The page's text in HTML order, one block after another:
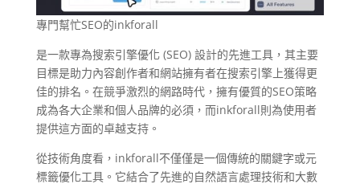
專門幫忙SEO的inkforall
是一款專為搜索引擎優化 (SEO) 設計的先進工具，其主要
目標是助力內容創作者和網站擁有者在搜索引擎上獲得更
佳的排名。在競爭激烈的網路時代，擁有優質的SEO策略
成為各大企業和個人品牌的必須，而inkforall則為使用者
提供這方面的卓越支持。
從技術角度看，inkforall不僅僅是一個傳統的關鍵字或元
標籤優化工具。它結合了先進的自然語言處理技術和大數